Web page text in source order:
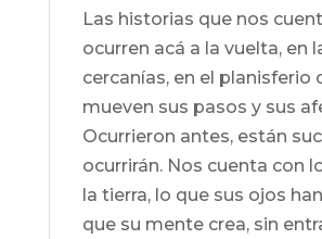
Las historias que nos
ocurren acá a la vuelta, en
cercanías, en el planisferio
mueven sus pasos y sus
Ocurrieron antes, están
ocurrirán. Nos cuenta con
la tierra, lo que sus ojos
que su mente crea, sin